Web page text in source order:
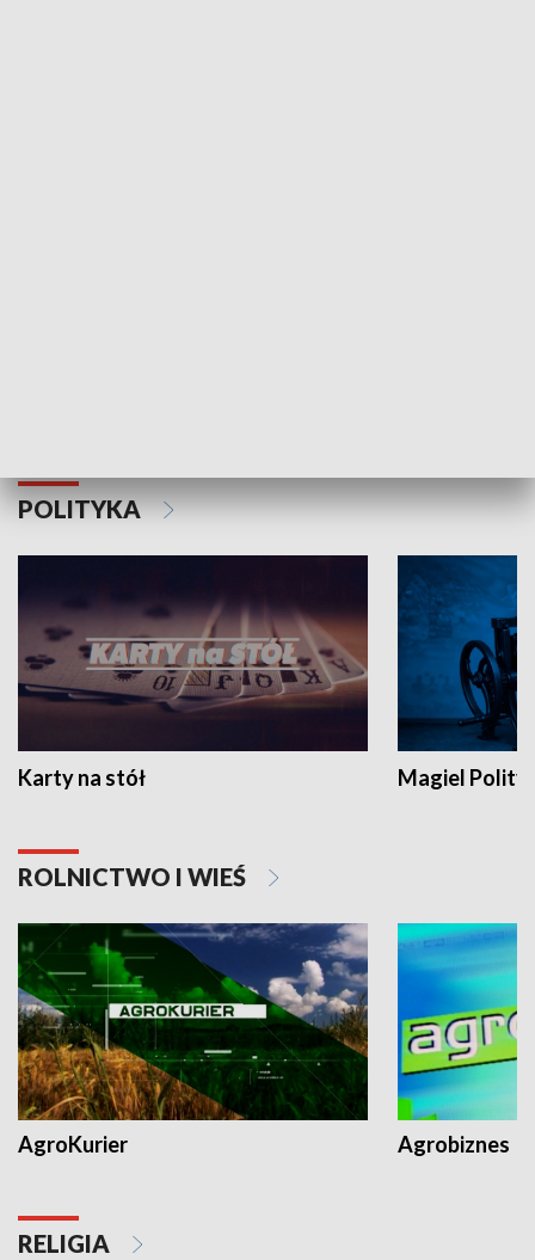
POLITYKA
Karty na stół Magiel
ROLNICTWO I WIEŚ
AgroKurier Agrobiznes
RELIGIA